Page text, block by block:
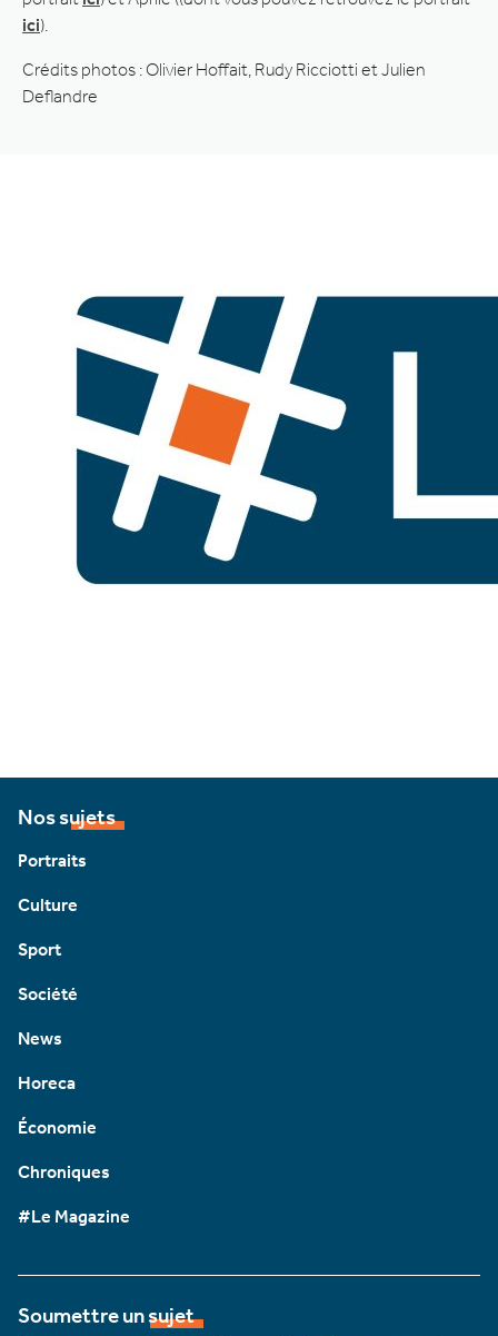
ici).
Crédits photos : Olivier Hoffait, Rudy Ricciotti et Julien
Deflandre
Nos sujets
Portraits
Culture
Sport
Société
News
Horeca
Économie
Chroniques
#Le Magazine
Soumettre un sujet